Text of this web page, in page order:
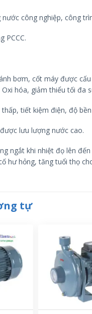
công nghiệp, công
PCCC.
bơm, cốt máy được
hóa, giảm thiểu tối đa
tiết kiệm điện, độ
lưu lượng nước cao.
ngắt khi nhiệt đọ lên đến
hư hỏng, tăng tuổi thọ
tự